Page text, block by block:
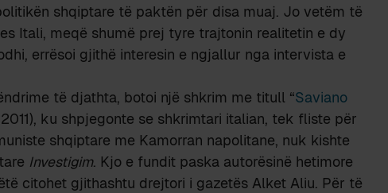
shqiptare të paktën për disa muaj. Jo vetëm të
Itali, meqë shumë prej tyre trajtonin realitetin e dy
errësoi gjithë interesin e ngjallur nga intervista e
të djathta, botoi një shkrim me titull “Saviano
ku shpjegonte se shkrimtari italian, tek fliste për
shqiptare me Kamorran napolitane, nuk kishte
Investigim. Kjo e fundit paska autorësinë hetimore
citohet gjithashtu drejtori i gazetës Alket Aliu. Për të